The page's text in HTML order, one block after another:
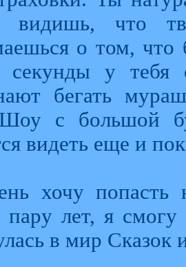
видишь, что
о том, что
секунды у тебя
бегать
с большой
видеть еще и
хочу попасть
пару лет, я
в мир Сказок